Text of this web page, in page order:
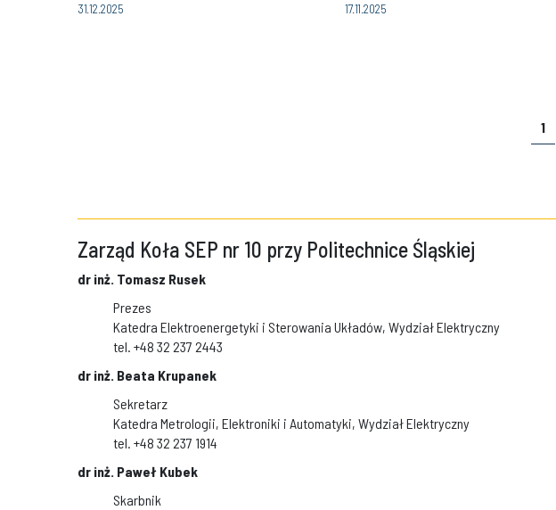
31.12.2025 17.11.2025
1
Zarząd Koła SEP nr 10 przy Politechnice Śląskiej
dr inż. Tomasz Rusek
Prezes
Katedra Elektroenergetyki i Sterowania Układów, Wydział Elektryczny
tel. +48 32 237 2443
dr inż. Beata Krupanek
Sekretarz
Katedra Metrologii, Elektroniki i Automatyki, Wydział Elektryczny
tel. +48 32 237 1914
dr inż. Paweł Kubek
Skarbnik